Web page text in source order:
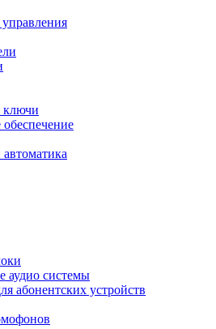
ключи
аудио системы
абонентских устройств